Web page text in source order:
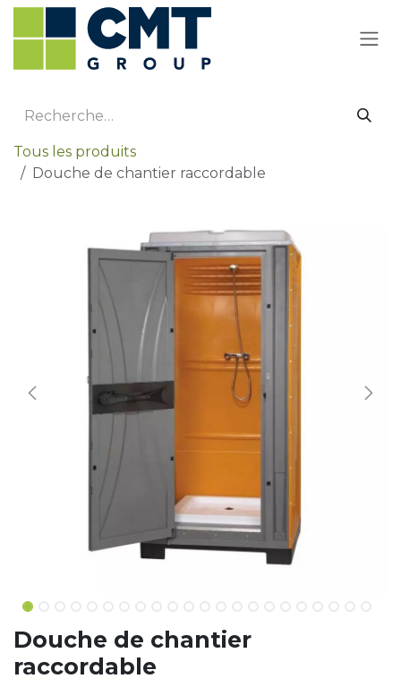
Se rendre au contenu
Tous les produits
Douche de chantier raccordable
Douche de chantier
raccordable